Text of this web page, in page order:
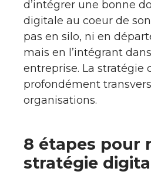
d’intégrer une bonne
digitale au coeur de
pas en silo, ni en
mais en l’intégrant
entreprise. La stratégie
profondément
organisations.
8 étapes pour
stratégie